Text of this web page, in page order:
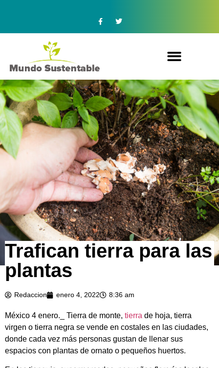
Trafican tierra para las
plantas
Redaccion enero 4, 2022 8:36 am
México 4 enero._ Tierra de monte, tierra de hoja, tierra
virgen o tierra negra se vende en costales en las ciudades,
donde cada vez más personas gustan de llenar sus
espacios con plantas de ornato o pequeños huertos.